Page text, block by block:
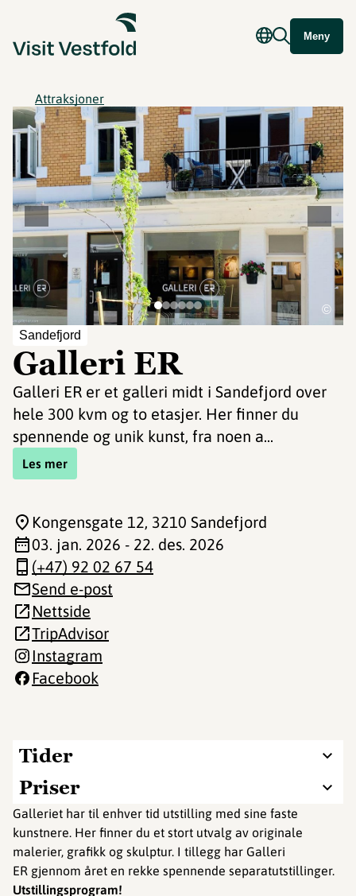
Meny
Attraksjoner
Sandefjord
Galleri ER
Galleri ER er et galleri midt i Sandefjord over
hele 300 kvm og to etasjer. Her finner du
spennende og unik kunst, fra noen a...
Les mer
©
Tider
Priser
Galleriet har til enhver tid utstilling med sine faste
kunstnere. Her finner du et stort utvalg av originale
malerier, grafikk og skulptur. I tillegg har Galleri
ER gjennom året en rekke spennende separatutstillinger.
Utstillingsprogram!
Kongensgate 12, 3210 Sandefjord
03. jan. 2026 - 22. des. 2026
(+47) 92 02 67 54
Send e-post
Nettside
TripAdvisor
Instagram
Facebook